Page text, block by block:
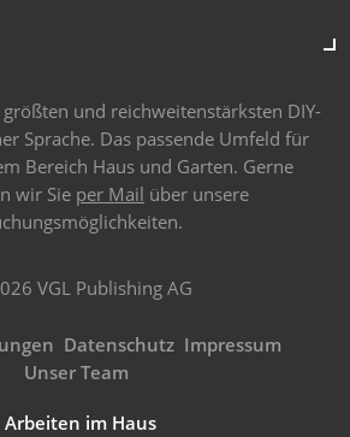
und reichweitenstärksten DIY-
Sprache. Das passende Umfeld für
Bereich Haus und Garten. Gerne
wir Sie per Mail über unsere
VGL Publishing AG
Datenschutz Impressum
Unser Team
Arbeiten im Haus